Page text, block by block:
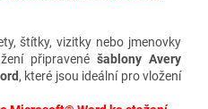
štítky, vizitky nebo jmenovky
připravené šablony Avery
, které jsou ideální pro vložení